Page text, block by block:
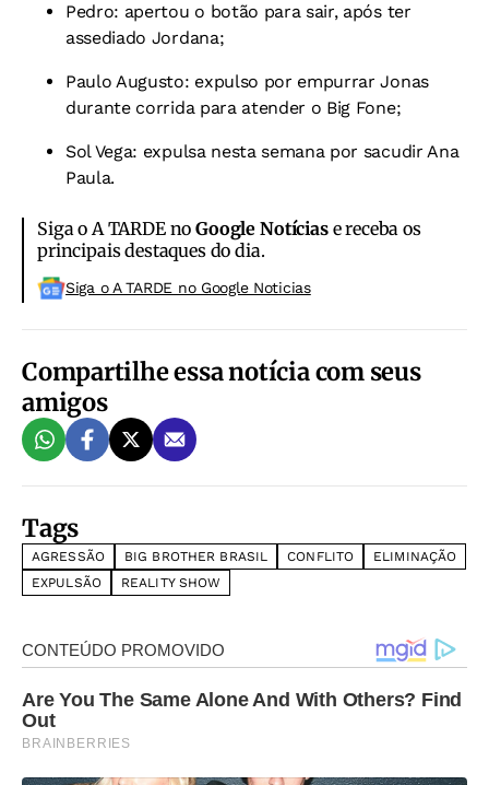
Pedro: apertou o botão para sair, após ter
assediado Jordana;
Paulo Augusto: expulso por empurrar Jonas
durante corrida para atender o Big Fone;
Sol Vega: expulsa nesta semana por sacudir Ana
Paula.
Siga o A TARDE noGoogle Notíciase receba os
principais destaques do dia.
Siga o A TARDE no Google Noticias
Compartilhe essa notícia com seus
amigos
Tags
AGRESSÃO BIG BROTHER BRASIL CONFLITO
ELIMINAÇÃO
EXPULSÃO
REALITY SHOW